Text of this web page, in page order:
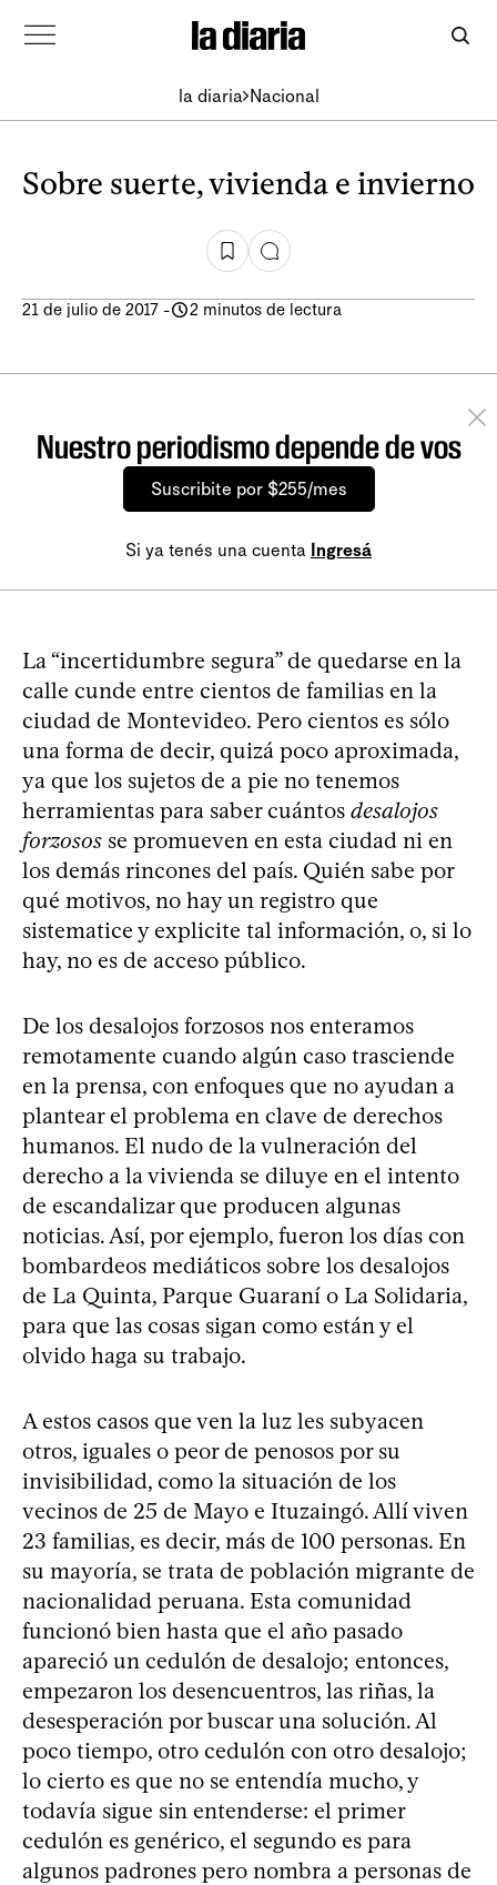
la diaria Nacional
Sobre suerte, vivienda e invierno
21 de julio de 2017 - 2 minutos de lectura
Nuestro periodismo depende de vos
Suscribite por $255/mes
Si ya tenés una cuenta Ingresá
La “incertidumbre segura” de quedarse en la
calle cunde entre cientos de familias en la
ciudad de Montevideo. Pero cientos es sólo
una forma de decir, quizá poco aproximada,
ya que los sujetos de a pie no tenemos
herramientas para saber cuántos desalojos
forzosos se promueven en esta ciudad ni en
los demás rincones del país. Quién sabe por
qué motivos, no hay un registro que
sistematice y explicite tal información, o, si lo
hay, no es de acceso público.
De los desalojos forzosos nos enteramos
remotamente cuando algún caso trasciende
en la prensa, con enfoques que no ayudan a
plantear el problema en clave de derechos
humanos. El nudo de la vulneración del
derecho a la vivienda se diluye en el intento
de escandalizar que producen algunas
noticias. Así, por ejemplo, fueron los días con
bombardeos mediáticos sobre los desalojos
de La Quinta, Parque Guaraní o La Solidaria,
para que las cosas sigan como están y el
olvido haga su trabajo.
A estos casos que ven la luz les subyacen
otros, iguales o peor de penosos por su
invisibilidad, como la situación de los
vecinos de 25 de Mayo e Ituzaingó. Allí viven
23 familias, es decir, más de 100 personas. En
su mayoría, se trata de población migrante de
nacionalidad peruana. Esta comunidad
funcionó bien hasta que el año pasado
apareció un cedulón de desalojo; entonces,
empezaron los desencuentros, las riñas, la
desesperación por buscar una solución. Al
poco tiempo, otro cedulón con otro desalojo;
lo cierto es que no se entendía mucho, y
todavía sigue sin entenderse: el primer
cedulón es genérico, el segundo es para
algunos padrones pero nombra a personas de